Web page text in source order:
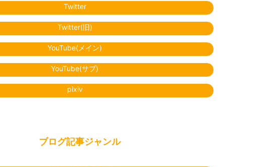
Twitter
Twitter(旧)
YouTube(メイン)
YouTube(サブ)
pixiv
ブログ記事ジャンル